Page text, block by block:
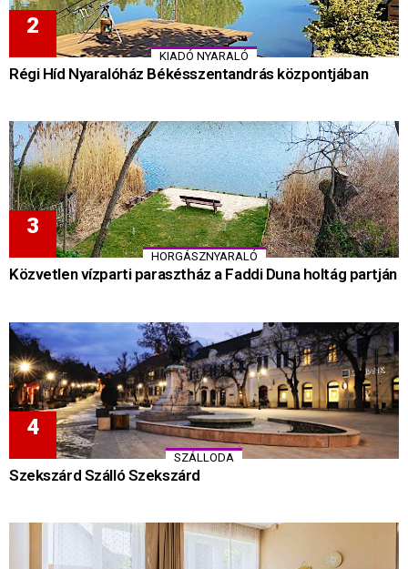
KIADÓ NYARALÓ
Régi Híd Nyaralóház Békésszentandrás központjában
HORGÁSZNYARALÓ
Közvetlen vízparti parasztház a Faddi Duna holtág partján
SZÁLLODA
Szekszárd Szálló Szekszárd